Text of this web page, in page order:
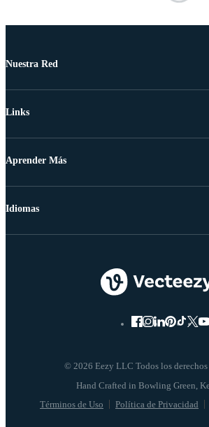
Nuestra Red
Links
Aprender Más
© 2026 Eezy LLC Todos los derechos
Términos de Uso Política de Privacidad
Idiomas